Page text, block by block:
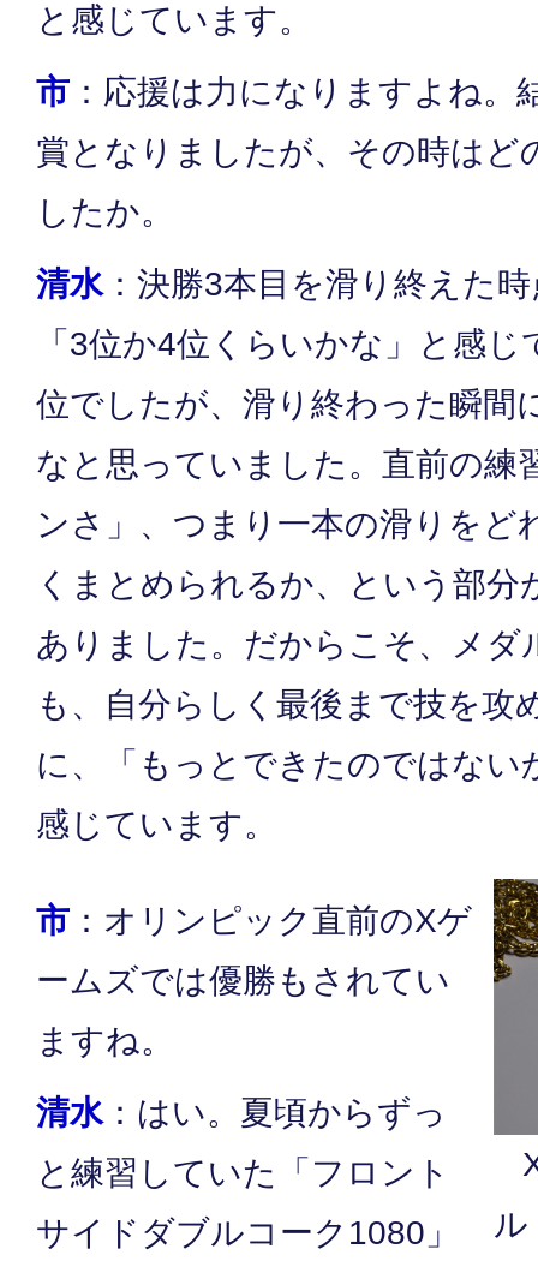
と感じています。
市 ：応援は力になりますよね。
賞となりましたが、その時はど
したか。
清水：決勝3本目を滑り終えた
「3位か4位くらいかな」と感
位でしたが、滑り終わった瞬間
なと思っていました。直前の練
ンさ」、つまり一本の滑りをど
くまとめられるか、という部分
ありました。だからこそ、メダ
も、自分らしく最後まで技を攻
に、「もっとできたのではない
感じています。
ル
市 ：オリンピック直前のXゲ
ームズでは優勝もされてい
ますね。
清水：はい。夏頃からずっ
と練習していた「フロント
サイドダブルコーク1080」